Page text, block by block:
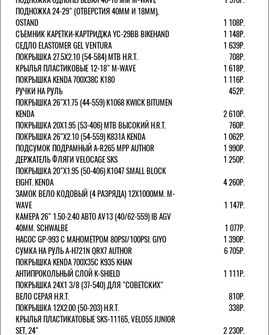
ПОДНОЖКА 24-29" (ОТВЕРСТИЯ 40ММ И 18ММ),
OSTAND
1 108Р.
СЪЕМНИК КАРЕТКИ-КАРТРИДЖА YC-29BB BIKEHAND
1 148Р.
СЕДЛО ELASTOMER GEL VENTURA
1 639Р.
ПОКРЫШКА 27.5X2.10 (54-584) MTB H.R.T.
708Р.
КРЫЛЬЯ ПЛАСТИКОВЫЕ 12-18" M-WAVE
1 618Р.
ПОКРЫШКА KENDA 700Х38С K180
1 116Р.
РУЧКИ НА РУЛЬ
452Р.
ПОКРЫШКА 26"Х1.75 (44-559) K1068 KWICK BITUMEN
KENDA
2 610Р.
ПОКРЫШКА 20X1.95 (53-406) MTB ВЫСОКИЙ H.R.T.
760Р.
ПОКРЫШКА 26"Х2.10 (54-559) K831A KENDA
1 062Р.
ПОДСУМОК ПОДРАМНЫЙ A-R265 MPP AUTHOR
1 990Р.
ДЕРЖАТЕЛЬ ФЛЯГИ VELOCAGE SKS
1 250Р.
ПОКРЫШКА 20"Х1.95 (50-406) K1047 SMALL BLOCK
EIGHT. KENDA
4 260Р.
ЗАМОК ВЕЛО КОДОВЫЙ (4 РАЗРЯДА) 12Х1000ММ. M-
WAVE
1 147Р.
КАМЕРА 26" 1.50-2.40 АВТО AV13 (40/62-559) IB AGV
40MM. SCHWALBE
1 077Р.
НАСОС GP-993 С МАНОМЕТРОМ 80PSI/100PSI. GIYO
1 390Р.
СУМКА НА РУЛЬ A-H721N QRX7 AUTHOR
6 705Р.
ПОКРЫШКА KENDA 700Х35С K935 KHAN
АНТИПРОКОЛЬНЫЙ СЛОЙ K-SHIELD
1 111Р.
ПОКРЫШКА 24X1 3/8 (37-540) ДЛЯ "СОВЕТСКИХ"
ВЕЛО СЕРАЯ H.R.T.
810Р.
ПОКРЫШКА 12X2.00 (50-203) H.R.T.
338Р.
КРЫЛЬЯ ПЛАСТИКАТОВЫЕ SKS-11165, VELO55 JUNIOR
SET, 24"
2 230Р.